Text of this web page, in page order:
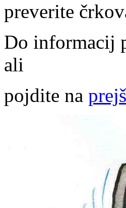
preverite
Do informacij
ali
pojdite na